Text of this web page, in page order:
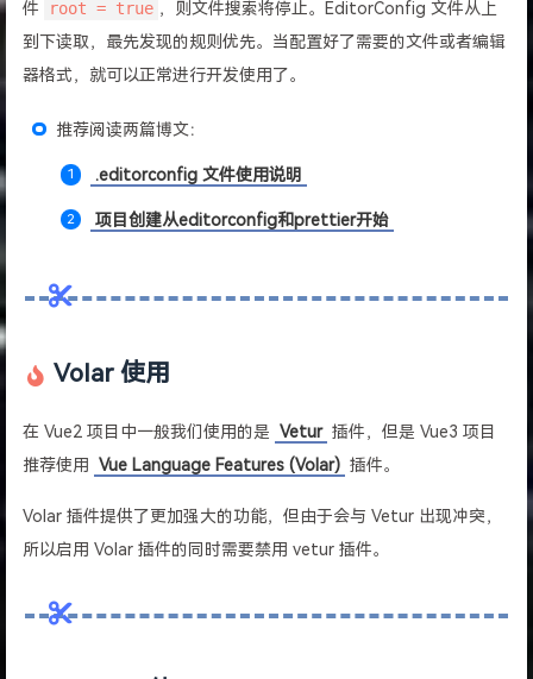
件
root = true ，则文件搜索将停止。EditorConfig 文件从上
到下读取，最先发现的规则优先。当配置好了需要的文件或者编辑
器格式，就可以正常进行开发使用了。
推荐阅读两篇博文：
.editorconfig 文件使用说明
项目创建从editorconfig和prettier开始
Volar 使用
在 Vue2 项目中一般我们使用的是 Vetur 插件，但是 Vue3 项目
推荐使用 Vue Language Features (Volar) 插件。
Volar 插件提供了更加强大的功能，但由于会与 Vetur 出现冲突，
所以启用 Volar 插件的同时需要禁用 vetur 插件。